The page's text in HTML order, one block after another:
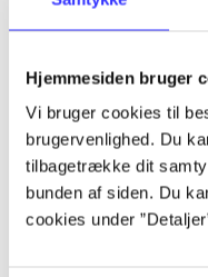
Hjemmesiden bruger
Vi bruger cookies til
brugervenlighed. Du
tilbagetrække dit
bunden af siden. Du
cookies under
Nyhed
lorem ipsum dolor sit
lorem ipsum dolor sit
lorem ipsum dolor sit
lorem ipsum dolor sit
lorem ipsum dolor sit
lorem ipsum dolor sit